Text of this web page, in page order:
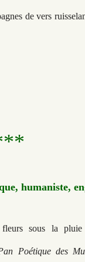
de vers
humaniste,
sous la
Poétique des